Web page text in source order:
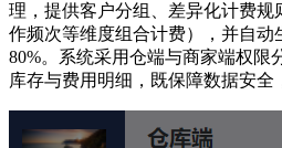
理，提供客户分组、差异化计费规
作频次等维度组合计费），并自
80%。系统采用仓端与商家端权限
库存与费用明细，既保障数据安全